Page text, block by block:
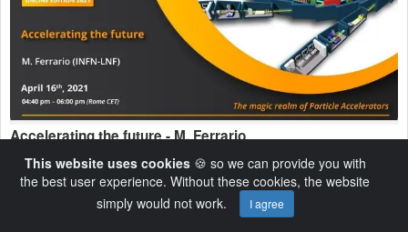
Accelerating the future - M. Ferrario
HD 16 Visualizzazioni
Stefano Longo 4 anni Fa
This website uses cookies🍪 so we can provide you with
the best user experience. Without these cookies, the website
simply would not work.
I agree